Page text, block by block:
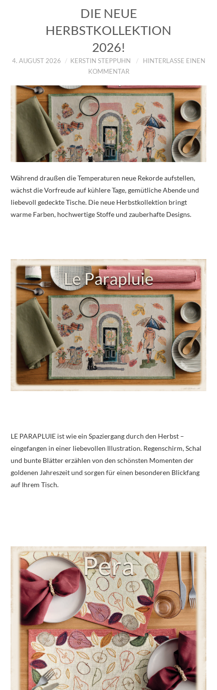
DIE NEUE
HERBSTKOLLEKTION
2026!
4. AUGUST 2026 KERSTIN STEPPUHN
HINTERLASSE EINEN
KOMMENTAR
Während draußen die Temperaturen neue Rekorde aufstellen,
wächst die Vorfreude auf kühlere Tage, gemütliche Abende und
liebevoll gedeckte Tische. Die neue Herbstkollektion bringt
warme Farben, hochwertige Stoffe und zauberhafte Designs.
LE PARAPLUIE ist wie ein Spaziergang durch den Herbst –
eingefangen in einer liebevollen Illustration. Regenschirm, Schal
und bunte Blätter erzählen von den schönsten Momenten der
goldenen Jahreszeit und sorgen für einen besonderen Blickfang
auf Ihrem Tisch.